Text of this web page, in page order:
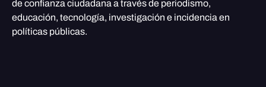
de confianza ciudadana a través de periodismo,
educación, tecnología, investigación e incidencia en
políticas públicas.